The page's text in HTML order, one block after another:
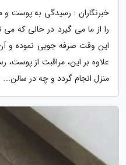
خبرنگاران : رسیدگی به پوست و
را از ما می گیرد در حالی که می
این وقت صرفه جویی نموده و
علاوه بر این، مراقبت از
منزل انجام گردد و چه در سالن...